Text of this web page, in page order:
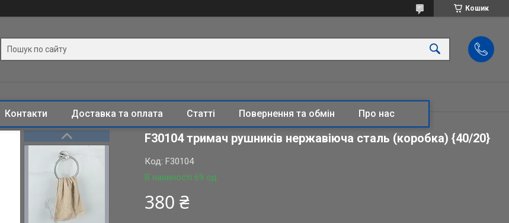
Кошик
Контакти Доставка та оплата Статті Повернення та обмін Про нас
F30104 тримач рушників нержавіюча сталь (коробка) {40/20}
В наявності 69 од.
Код:F30104
380 ₴